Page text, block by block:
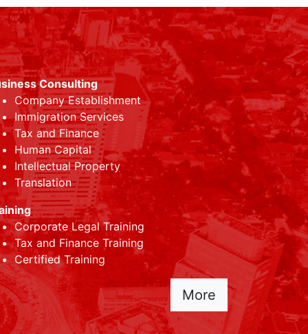
Consulting
Company Establishment
Immigration Services
Tax and Finance
Human Capital
Intellectual Property
Translation
Corporate Legal Training
Tax and Finance Training
Certified Training
More